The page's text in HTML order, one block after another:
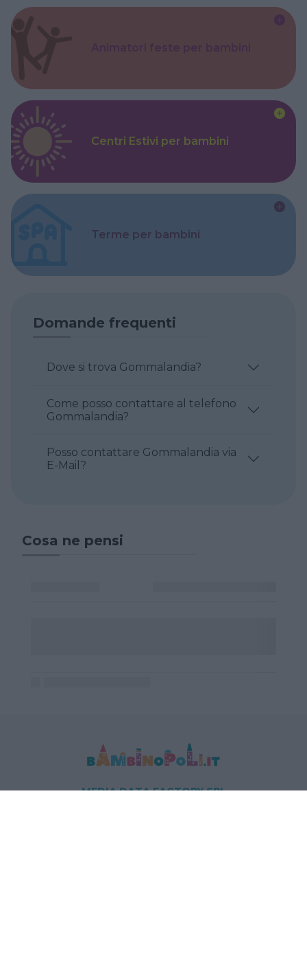
Centri Estivi per bambini
Terme per bambini
Domande frequenti
Dove si trova Gommalandia?
Come posso contattare al telefono
Gommalandia?
Posso contattare Gommalandia via
E-Mail?
Cosa ne pensi
MEDIA DATA FACTORY SRL